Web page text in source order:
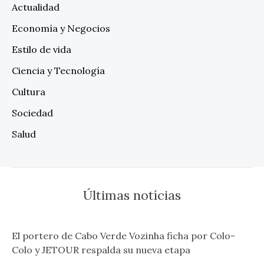
Actualidad
Economía y Negocios
Estilo de vida
Ciencia y Tecnología
Cultura
Sociedad
Salud
Últimas notícias
El portero de Cabo Verde Vozinha ficha por Colo-
Colo y JETOUR respalda su nueva etapa